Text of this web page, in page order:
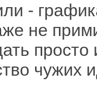
-
не
чужих